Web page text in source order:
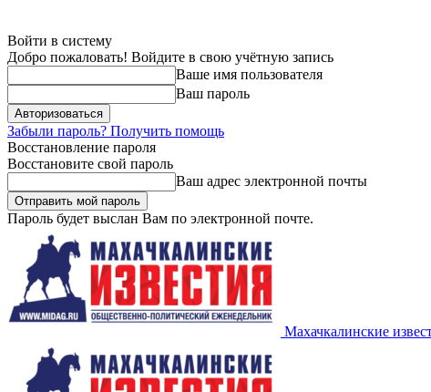
Войти в систему
Добро пожаловать! Войдите в свою учётную запись
Ваше имя пользователя
Ваш пароль
Забыли пароль? Получить помощь
Восстановление пароля
Восстановите свой пароль
Ваш адрес электронной почты
Пароль будет выслан Вам по электронной почте.
Махачкалинские